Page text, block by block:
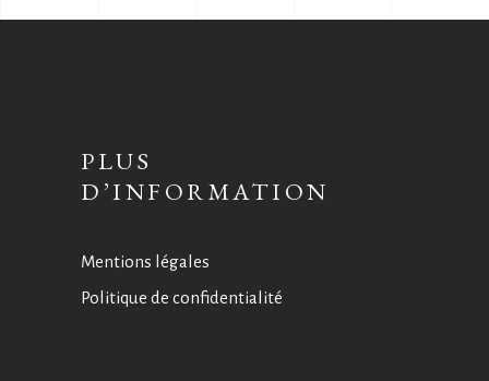
PLUS
D’INFORMATION
Mentions légales
Politique de confidentialité